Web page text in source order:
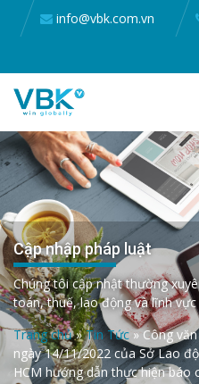
info@vbk.com.vn
Cập nhập pháp luật
Chúng tôi cập nhật thường
toán, thuế, lao động và lĩnh
Trang chủ»Tin Tức»Công
ngày 14/11/2022 của Sở Lao
HCM hướng dẫn thực hiện báo